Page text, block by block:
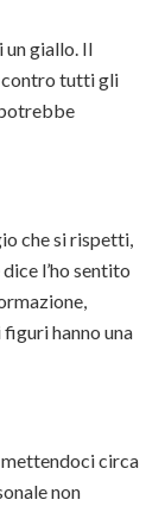
un giallo. Il
contro tutti gli
che si rispetti,
l’ho sentito
hanno una
circa
non